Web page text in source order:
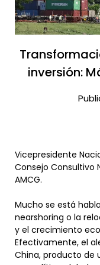
inversión:
Vicepresidente
Consejo Consultivo
AMCG.
Mucho se está
nearshoring o la
y el crecimiento
Efectivamente, el
China, producto de